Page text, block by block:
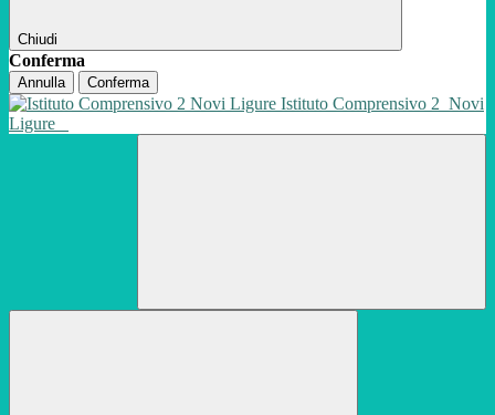
Chiudi
Conferma
Annulla Conferma
Istituto Comprensivo 2 Novi
Ligure